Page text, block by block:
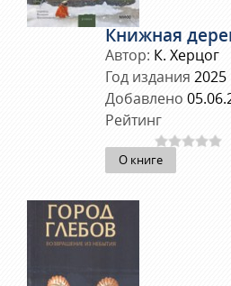
Книжная
Автор: К. Херцог
Год издания 2025
Добавлено
Рейтинг
О книге